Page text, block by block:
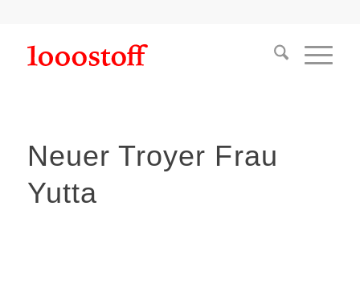
Neuer Troyer Frau
Yutta